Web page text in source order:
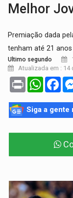
Melhor
Premiação dada
tenham até 21 anos
Ultimo segundo
Atualizada em : 14
Print
Siga a gente